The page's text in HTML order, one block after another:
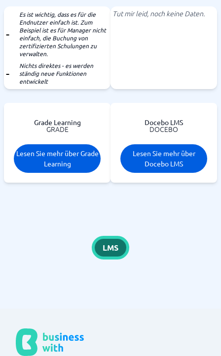
Es ist wichtig, dass es für die
Endnutzer einfach ist. Zum
Beispiel ist es für Manager nicht
einfach, die Buchung von
zertifizierten Schulungen zu
verwalten.
Nichts direktes - es werden
ständig neue Funktionen
entwickelt
Tut mir leid, noch keine Daten.
Grade Learning
GRADE
Lesen Sie mehr über Grade
Learning
Docebo LMS
DOCEBO
Lesen Sie mehr über
Docebo LMS
LMS